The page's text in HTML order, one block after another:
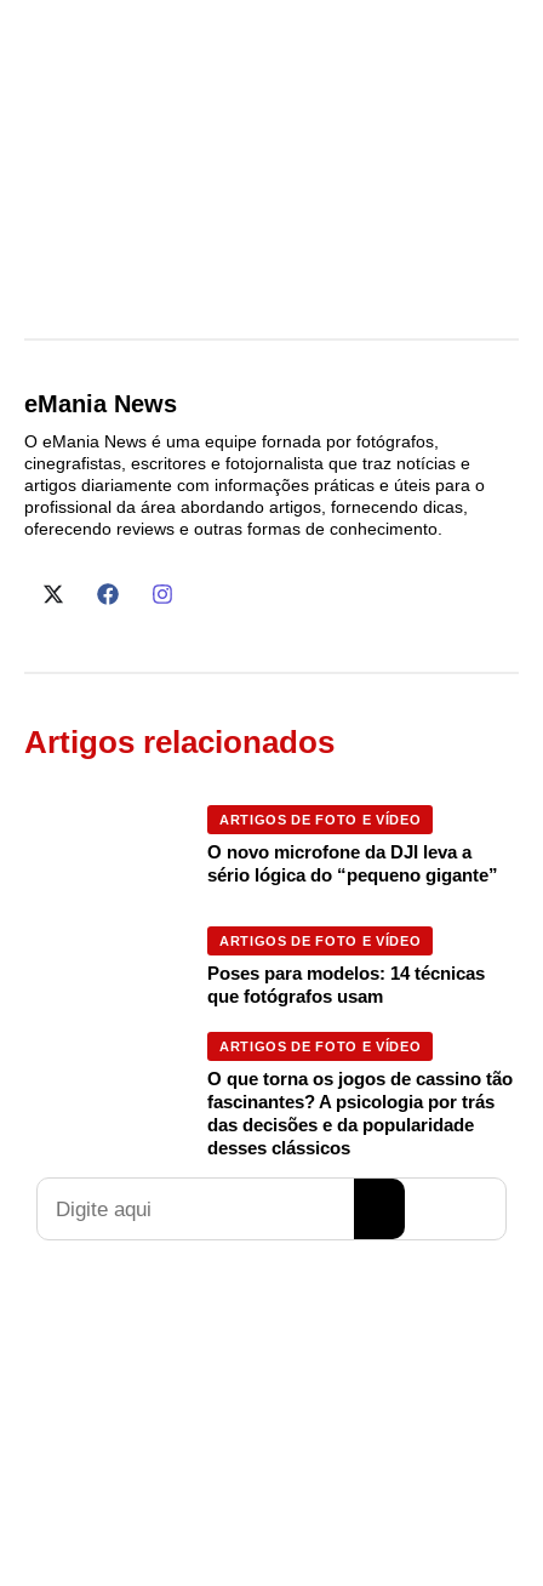
eMania News
O eMania News é uma equipe fornada por fotógrafos,
cinegrafistas, escritores e fotojornalista que traz notícias e
artigos diariamente com informações práticas e úteis para o
profissional da área abordando artigos, fornecendo dicas,
oferecendo reviews e outras formas de conhecimento.
Artigos relacionados
ARTIGOS DE FOTO E VÍDEO
O novo microfone da DJI leva a
sério lógica do “pequeno gigante”
ARTIGOS DE FOTO E VÍDEO
Poses para modelos: 14 técnicas
que fotógrafos usam
ARTIGOS DE FOTO E VÍDEO
O que torna os jogos de cassino tão
fascinantes? A psicologia por trás
das decisões e da popularidade
desses clássicos
Pesquisar